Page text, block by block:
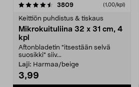
3809arvostelut (1,00/kpl)
Keittiön puhdistus & tiskaus
Mikrokuituliina 32 x 31 cm, 4
kpl
Aftonbladetin "itsestään selvä
suosikki" siiv...
Laji: Harmaa/beige
3,99
4.5viidestä